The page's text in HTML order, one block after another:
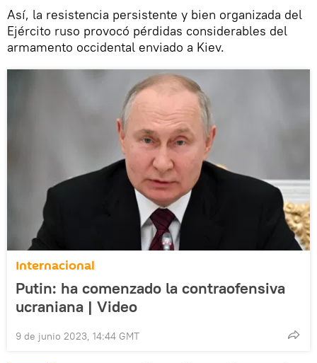
Así, la resistencia persistente y bien organizada del
Ejército ruso provocó pérdidas considerables del
armamento occidental enviado a Kiev.
Internacional
Putin: ha comenzado la contraofensiva
ucraniana | Video
9 de junio 2023, 14:44 GMT